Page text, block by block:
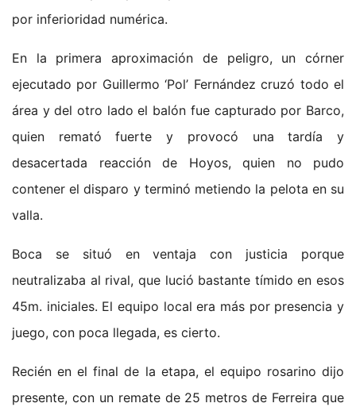
por inferioridad numérica.
En la primera aproximación de peligro, un córner
ejecutado por Guillermo ‘Pol’ Fernández cruzó todo el
área y del otro lado el balón fue capturado por Barco,
quien remató fuerte y provocó una tardía y
desacertada reacción de Hoyos, quien no pudo
contener el disparo y terminó metiendo la pelota en su
valla.
Boca se situó en ventaja con justicia porque
neutralizaba al rival, que lució bastante tímido en esos
45m. iniciales. El equipo local era más por presencia y
juego, con poca llegada, es cierto.
Recién en el final de la etapa, el equipo rosarino dijo
presente, con un remate de 25 metros de Ferreira que